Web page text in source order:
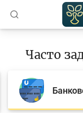
Учебные
Проекты
Часто